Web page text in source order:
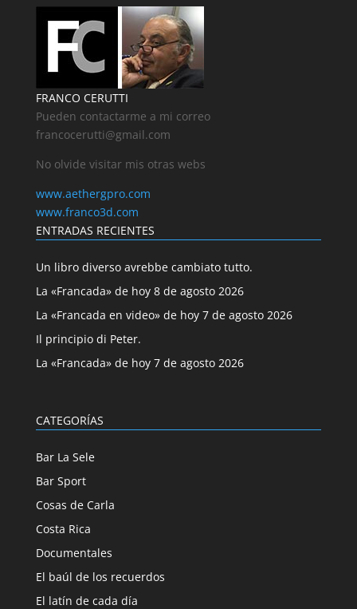
FRANCO CERUTTI
Pueden contactarme a mi correo
francocerutti@gmail.com
No olvide visitar mis otras webs
www.aethergpro.com
www.franco3d.com
ENTRADAS RECIENTES
Un libro diverso avrebbe cambiato tutto.
La «Francada» de hoy 8 de agosto 2026
La «Francada en video» de hoy 7 de agosto 2026
Il principio di Peter.
La «Francada» de hoy 7 de agosto 2026
CATEGORÍAS
Bar La Sele
Bar Sport
Cosas de Carla
Costa Rica
Documentales
El baúl de los recuerdos
El latín de cada día